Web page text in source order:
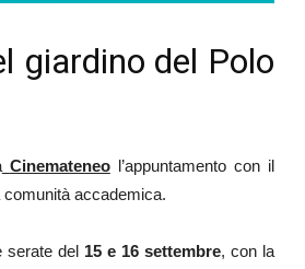
giardino del Polo
Cinemateneol’appuntamento con il
comunità accademica.
serate del 15 e 16 settembre, con la